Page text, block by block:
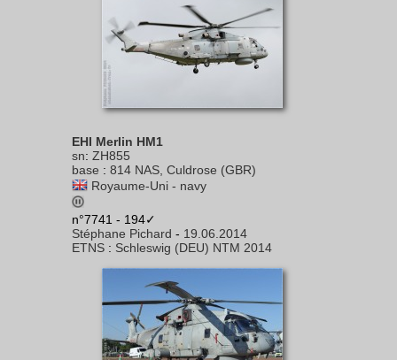
EHI Merlin HM1
sn: ZH855
base : 814 NAS, Culdrose (GBR)
Royaume-Uni - navy
n°7741 - 194✓
Stéphane Pichard - 19.06.2014
ETNS : Schleswig (DEU) NTM 2014